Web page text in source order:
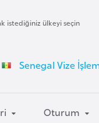
istediğiniz ülkeyi seçin
Senegal Vize
Oturum